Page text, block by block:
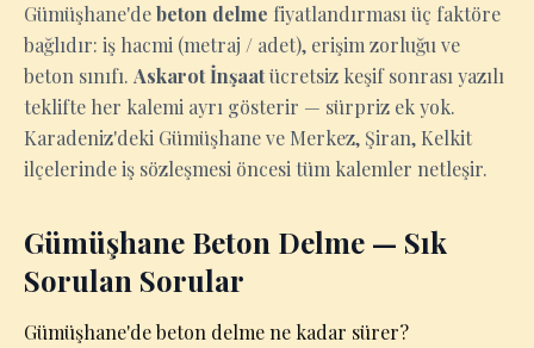
Gümüşhane'debeton delme fiyatlandırması üç faktöre
bağlıdır: iş hacmi (metraj / adet), erişim zorluğu ve
beton sınıfı. Askarot İnşaatücretsiz keşif sonrası yazılı
teklifte her kalemi ayrı gösterir — sürpriz ek yok.
Karadeniz'deki Gümüşhane ve Merkez, Şiran, Kelkit
ilçelerinde iş sözleşmesi öncesi tüm kalemler netleşir.
Gümüşhane Beton Delme — Sık
Sorulan Sorular
Gümüşhane'de beton delme ne kadar sürer?